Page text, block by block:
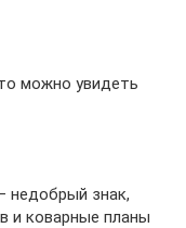
можно увидеть
недобрый знак,
и коварные планы